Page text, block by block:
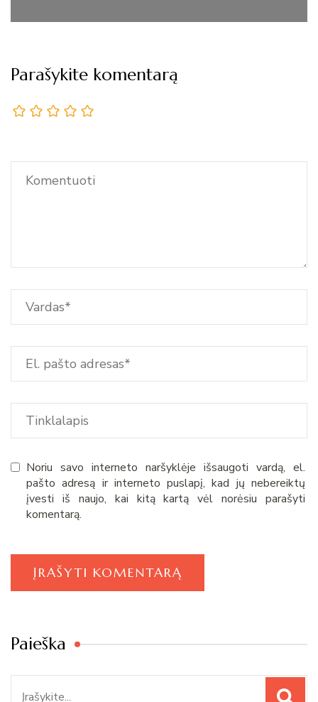
Parašykite komentarą
Noriu savo interneto naršyklėje išsaugoti vardą, el.
pašto adresą ir interneto puslapį, kad jų nebereiktų
įvesti iš naujo, kai kitą kartą vėl norėsiu parašyti
komentarą.
Paieška